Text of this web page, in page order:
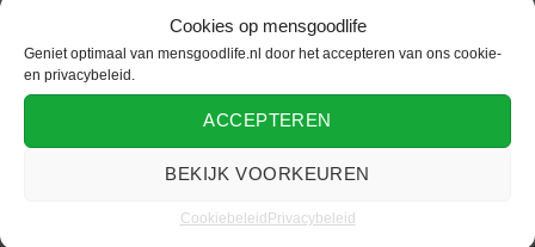
Cookies op mensgoodlife
Geniet optimaal van mensgoodlife.nl door het accepteren van ons cookie-
en privacybeleid.
ACCEPTEREN
BEKIJK VOORKEUREN
CookiebeleidPrivacybeleid
de beste keuze voor
jouw bedrijfsfeest?
talent tijdens een
djembé workshop